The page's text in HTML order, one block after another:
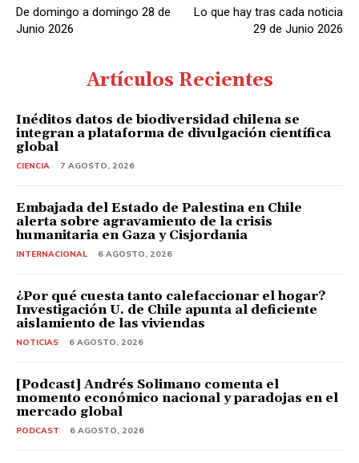
De domingo a domingo 28 de
Junio 2026
Lo que hay tras cada noticia
29 de Junio 2026
Artículos Recientes
Inéditos datos de biodiversidad chilena se
integran a plataforma de divulgación científica
global
CIENCIA 7 AGOSTO, 2026
Embajada del Estado de Palestina en Chile
alerta sobre agravamiento de la crisis
humanitaria en Gaza y Cisjordania
INTERNACIONAL 6 AGOSTO, 2026
¿Por qué cuesta tanto calefaccionar el hogar?
Investigación U. de Chile apunta al deficiente
aislamiento de las viviendas
NOTICIAS 6 AGOSTO, 2026
[Podcast] Andrés Solimano comenta el
momento económico nacional y paradojas en el
mercado global
PODCAST 6 AGOSTO, 2026